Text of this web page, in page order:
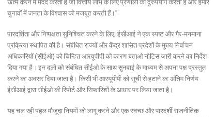
खत्म करने में मदद करती हैं जो वित्तीय लाभ के लिए प्रणाली का दुरुपयोग करती हैं और हमारे
चुनावों में जनता के विश्वास को मजबूत करती हैं।”
पारदर्शिता और निष्पक्षता सुनिश्चित करने के लिए, ईसीआई ने एक स्पष्ट और गैर-मनमाना
प्रक्रिया स्थापित की है। संबंधित राज्यों और केंद्र शासित प्रदेशों के मुख्य निर्वाचन
अधिकारियों (सीईओ) को चिन्हित आरयूपीपी को कारण बताओ नोटिस जारी करने का निर्देश
दिया गया है। इन दलों को संबंधित सीईओ के साथ सुनवाई के माध्यम से अपना पक्ष प्रस्तुत
करने का अवसर दिया जाता है। किसी भी आरयूपीपी को सूची से हटाने का अंतिम निर्णय
ईसीआई द्वारा सीईओ की रिपोर्ट और सिफारिशों के आधार पर लिया जाता है।
यह चल रही पहल मौजूदा नियमों को लागू करने और एक स्वच्छ और पारदर्शी राजनीतिक